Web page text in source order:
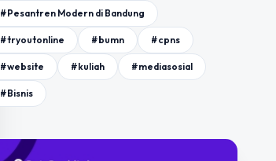
#Pesantren Modern di Bandung
#tryoutonline #bumn #cpns
#website #kuliah #mediasosial
#Bisnis